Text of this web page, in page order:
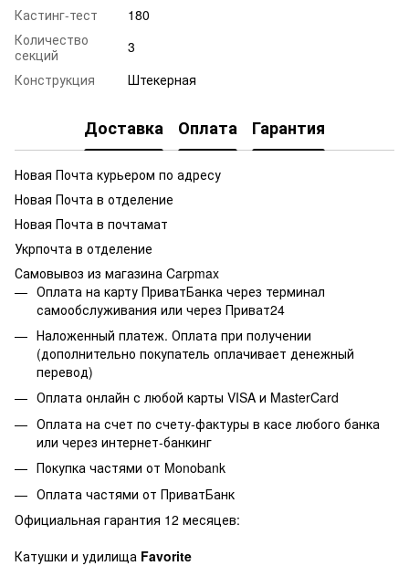
Кастинг-тест
180
Количество
секций
3
Конструкция
Штекерная
Доставка Оплата Гарантия
Новая Почта курьером по адресу
Новая Почта в отделение
Новая Почта в почтамат
Укрпочта в отделение
Самовывоз из магазина Carpmax
Оплата на карту ПриватБанка через терминал
самообслуживания или через Приват24
Наложенный платеж. Оплата при получении
(дополнительно покупатель оплачивает денежный
перевод)
Оплата онлайн с любой карты VISA и MasterCard
Оплата на счет по счету-фактуры в касе любого банка
или через интернет-банкинг
Покупка частями от Monobank
Оплата частями от ПриватБанк
Официальная гарантия 12 месяцев:
Катушки и удилища Favorite